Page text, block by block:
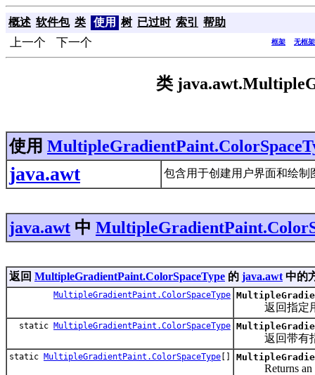
概述 软件包 类 使用 树 已过时 索引 帮助
上一个 下一个 框架 无框架
类
使用
java.awt 包含用于创建用户界面和绘
java.awt 中
返回 MultipleGradientPaint.ColorSpaceType 的 java.awt 中的
MultipleGradientPaint.ColorSpaceType
返回指定用
static MultipleGradientPaint.ColorSpaceType
返回带有指
static MultipleGradientPaint.ColorSpaceType []
Returns an